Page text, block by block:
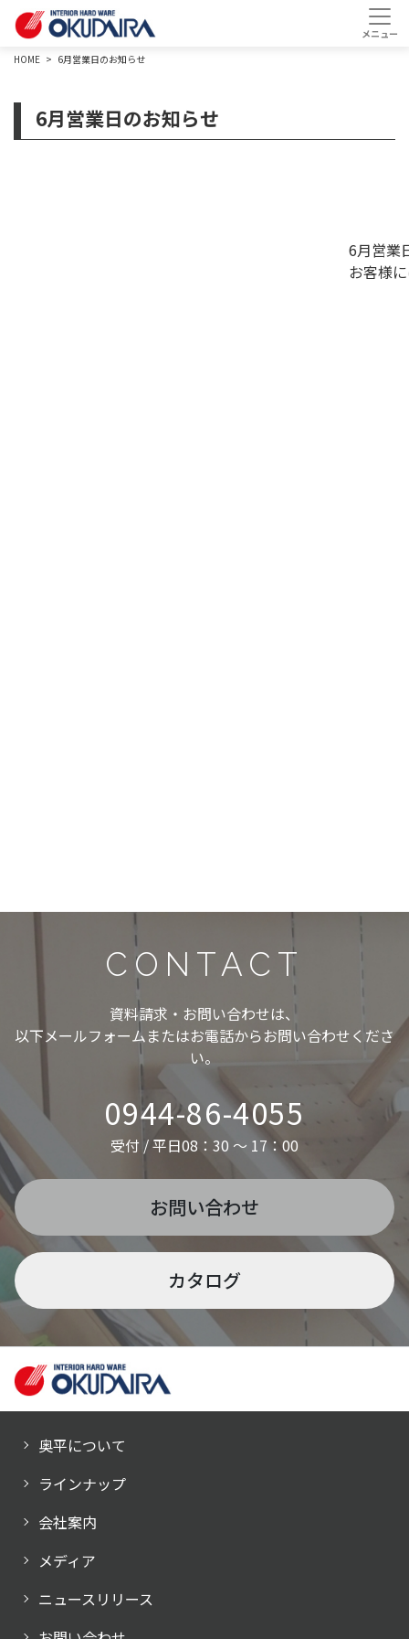
HOME 6月営業日のお知らせ
6月営業日のお知らせ
6月営業日のお
お客様にはご迷惑を
CONTACT
資料請求・お問い合わせは、
以下メールフォームまたはお電話からお問い合わせくださ
い。
0944-86-4055
受付 / 平日08：30 ～ 17：00
お問い合わせ
カタログ
奥平について
ラインナップ
会社案内
メディア
ニュースリリース